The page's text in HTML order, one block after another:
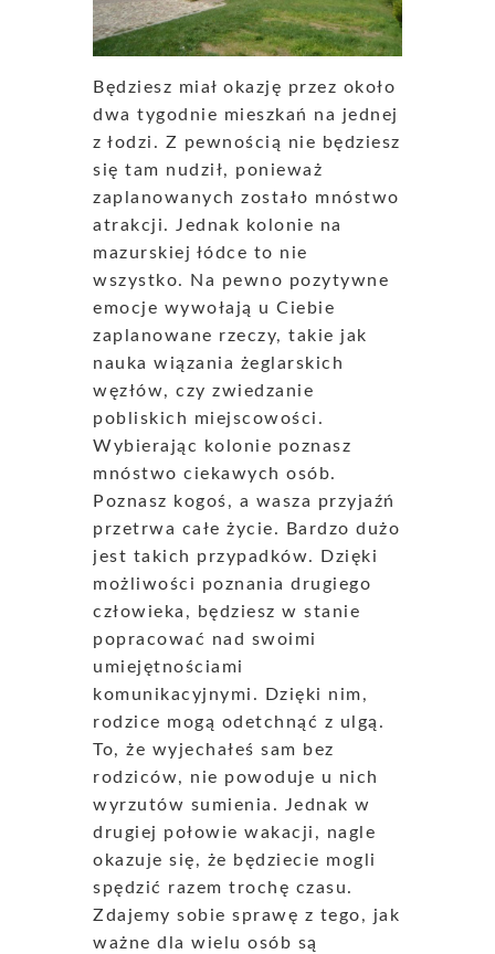
Będziesz miał okazję przez około
dwa tygodnie mieszkań na jednej
z łodzi. Z pewnością nie będziesz
się tam nudził, ponieważ
zaplanowanych zostało mnóstwo
atrakcji. Jednak kolonie na
mazurskiej łódce to nie
wszystko. Na pewno pozytywne
emocje wywołają u Ciebie
zaplanowane rzeczy, takie jak
nauka wiązania żeglarskich
węzłów, czy zwiedzanie
pobliskich miejscowości.
Wybierając kolonie poznasz
mnóstwo ciekawych osób.
Poznasz kogoś, a wasza przyjaźń
przetrwa całe życie. Bardzo dużo
jest takich przypadków. Dzięki
możliwości poznania drugiego
człowieka, będziesz w stanie
popracować nad swoimi
umiejętnościami
komunikacyjnymi. Dzięki nim,
rodzice mogą odetchnąć z ulgą.
To, że wyjechałeś sam bez
rodziców, nie powoduje u nich
wyrzutów sumienia. Jednak w
drugiej połowie wakacji, nagle
okazuje się, że będziecie mogli
spędzić razem trochę czasu.
Zdajemy sobie sprawę z tego, jak
ważne dla wielu osób są